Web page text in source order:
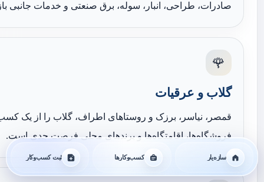
صادرات، طراحی، انبار، سوله، برق صنعتی و خدمات جانبی
🌹
گلاب و عرقیات
قمصر، نیاسر، برزک و روستاهای اطراف، گلاب را از یک
فروشگاه‌ها، اقامتگاه‌ها و برندهای محلی فرصت جدی است.
سازه‌یار کسب‌وکارها ثبت کسب‌وکار